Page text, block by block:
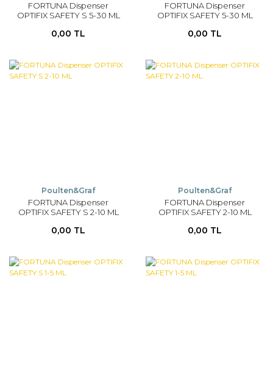
FORTUNA Dispenser
OPTIFIX SAFETY S 5-30 ML
0,00 TL
FORTUNA Dispenser
OPTIFIX SAFETY 5-30 ML
0,00 TL
Poulten&Graf
FORTUNA Dispenser
OPTIFIX SAFETY S 2-10 ML
0,00 TL
Poulten&Graf
FORTUNA Dispenser
OPTIFIX SAFETY 2-10 ML
0,00 TL